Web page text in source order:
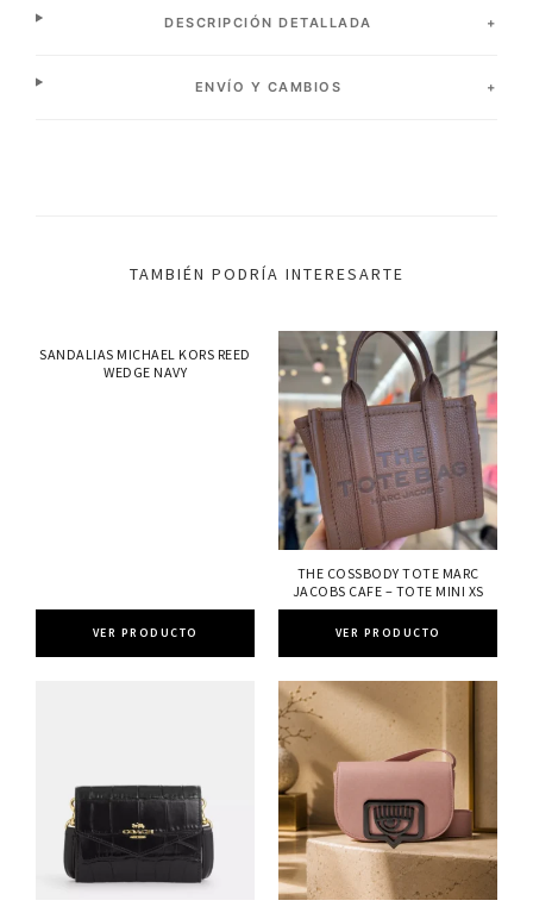
DESCRIPCIÓN DETALLADA
ENVÍO Y CAMBIOS
TAMBIÉN PODRÍA INTERESARTE
SANDALIAS MICHAEL KORS REED
WEDGE NAVY
VER PRODUCTO
THE COSSBODY TOTE MARC
JACOBS CAFE – TOTE MINI XS
VER PRODUCTO